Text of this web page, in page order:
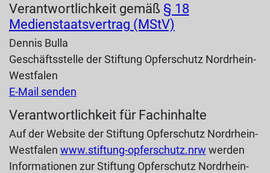
Verantwortlichkeit gemäß § 18
Medienstaatsvertrag (MStV)
Dennis Bulla
Geschäftsstelle der Stiftung Opferschutz Nordrhein-
Westfalen
E-Mail senden
Verantwortlichkeit für Fachinhalte
Auf der Website der Stiftung Opferschutz Nordrhein-
Westfalen www.stiftung-opferschutz.nrw werden
Informationen zur Stiftung Opferschutz Nordrhein-